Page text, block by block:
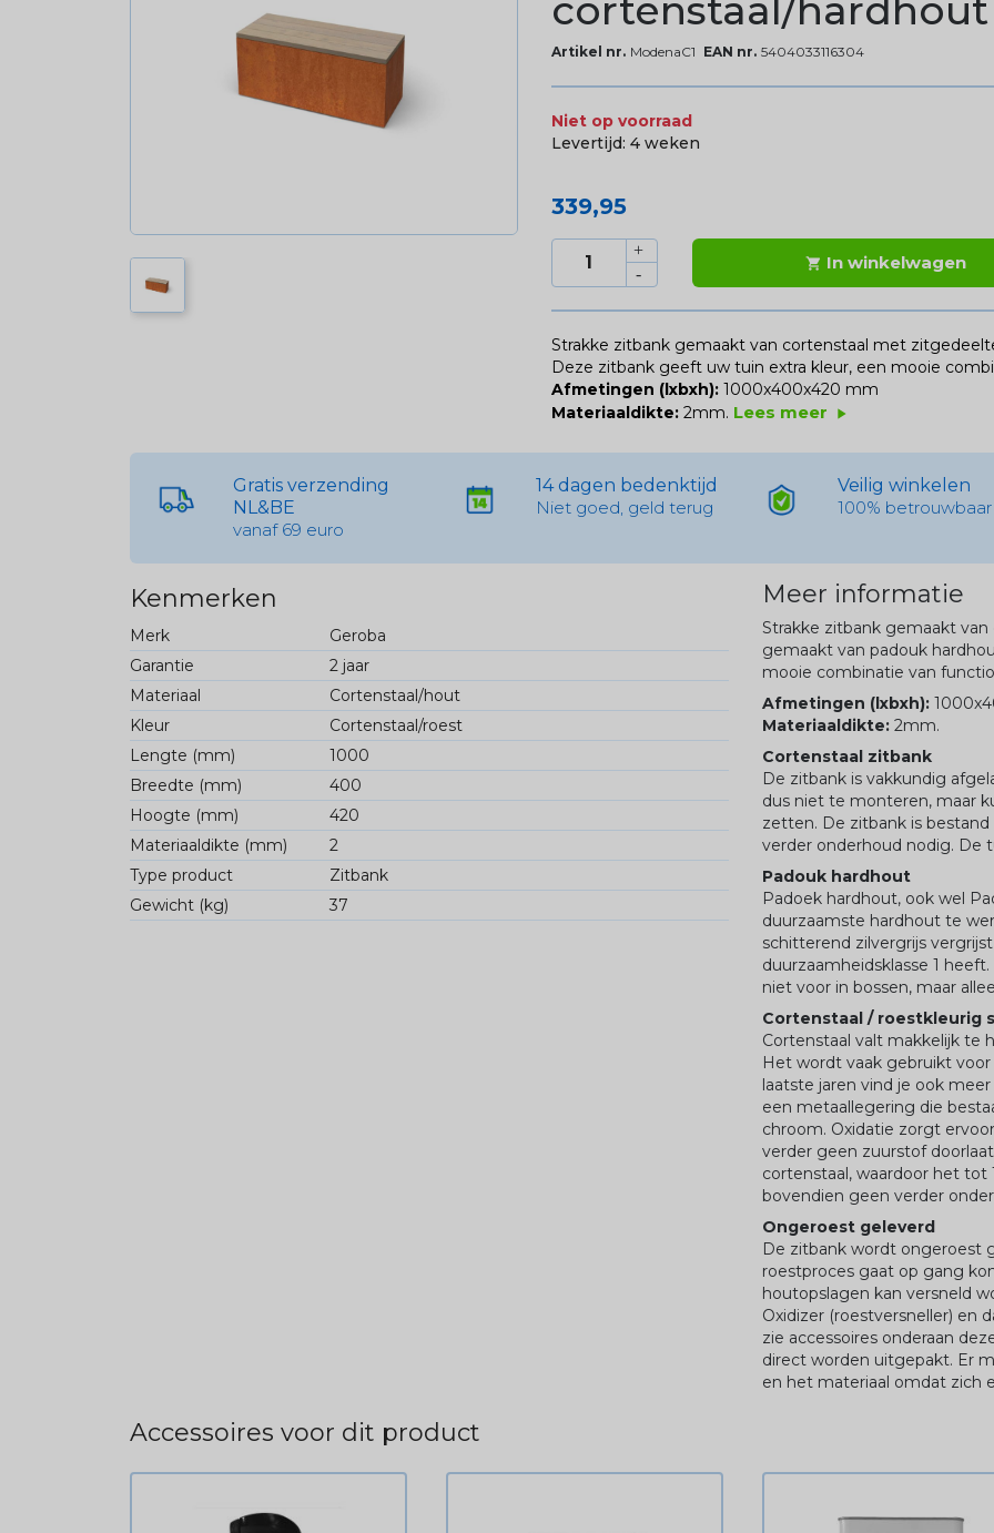
cortenstaal/hardhout
Artikel nr. ModenaC1 EAN nr. 5404033116304
Niet op voorraad
Levertijd: 4 weken
339,95
 In winkelwagen
Strakke zitbank gemaakt van cortenstaal met
Deze zitbank geeft uw tuin extra kleur, een mooie
Afmetingen (lxbxh):1000x400x420 mm
Materiaaldikte:2mm. Lees meer play_arrow
Gratis verzending
NL&BE
vanaf 69 euro
14 dagen bedenktijd
Niet goed, geld terug
Veilig winkelen
100% betrouwbaar
Kenmerken
Merk
Geroba
Garantie
2 jaar
Materiaal
Cortenstaal/hout
Kleur
Cortenstaal/roest
Lengte (mm)
1000
Breedte (mm)
400
Hoogte (mm)
420
Materiaaldikte (mm)
2
Type product
Zitbank
Gewicht (kg)
37
Meer informatie
Strakke zitbank gemaakt
gemaakt van padouk
mooie combinatie van
Afmetingen (lxbxh):
Materiaaldikte: 2mm.
Cortenstaal zitbank
De zitbank is vakkundig
dus niet te monteren, maar
zetten. De zitbank is
verder onderhoud nodig. De
Padouk hardhout
Padoek hardhout, ook wel
duurzaamste hardhout te
schitterend zilvergrijs
duurzaamheidsklasse 1
niet voor in bossen, maar
Cortenstaal / roestkleurig
Cortenstaal valt makkelijk te
Het wordt vaak gebruikt
laatste jaren vind je ook
een metaallegering die
chroom. Oxidatie zorgt
verder geen zuurstof
cortenstaal, waardoor het
bovendien geen verder
Ongeroest geleverd
De zitbank wordt ongeroest
roestproces gaat op gang
houtopslagen kan versneld
Oxidizer (roestversneller) en
zie accessoires onderaan
direct worden uitgepakt. Er
en het materiaal omdat zich
Accessoires voor dit product